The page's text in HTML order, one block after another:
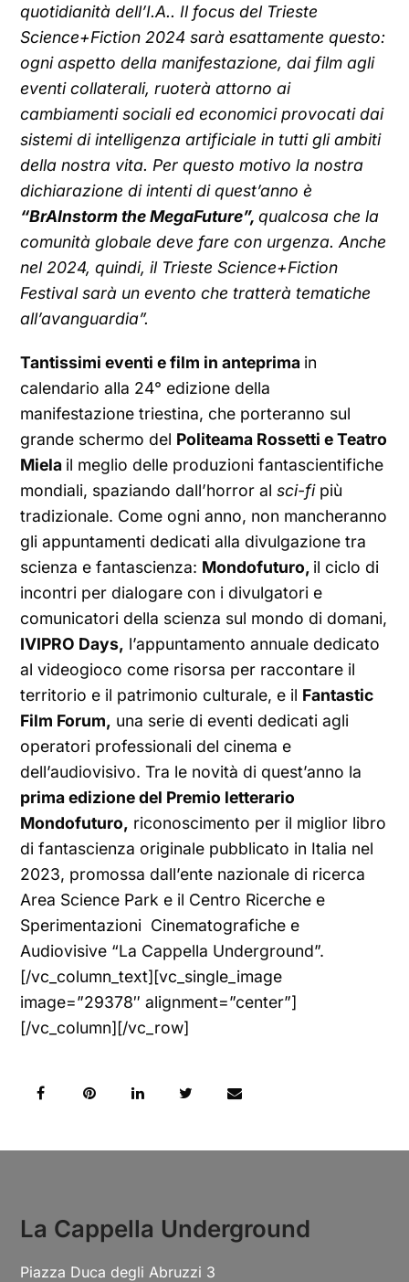
quotidianità dell’I.A.. Il focus del Trieste
Science+Fiction 2024 sarà esattamente questo:
ogni aspetto della manifestazione, dai film agli
eventi collaterali, ruoterà attorno ai
cambiamenti sociali ed economici provocati dai
sistemi di intelligenza artificiale in tutti gli ambiti
della nostra vita. Per questo motivo la nostra
dichiarazione di intenti di quest’anno è
“BrAInstorm the MegaFuture”,qualcosa che la
comunità globale deve fare con urgenza. Anche
nel 2024, quindi, il Trieste Science+Fiction
Festival sarà un evento che tratterà tematiche
all’avanguardia”.
Tantissimi eventi e film in anteprima in
calendario alla 24° edizione della
manifestazione triestina, che porteranno sul
grande schermo del Politeama Rossetti e Teatro
Miela il meglio delle produzioni fantascientifiche
mondiali, spaziando dall’horror alsci-fi più
tradizionale. Come ogni anno, non mancheranno
gli appuntamenti dedicati alla divulgazione tra
scienza e fantascienza: Mondofuturo, il ciclo di
incontri per dialogare con i divulgatori e
comunicatori della scienza sul mondo di domani,
IVIPRO Days, l’appuntamento annuale dedicato
al videogioco come risorsa per raccontare il
territorio e il patrimonio culturale, e il Fantastic
Film Forum, una serie di eventi dedicati agli
operatori professionali del cinema e
dell’audiovisivo. Tra le novità di quest’anno la
prima edizione del Premio letterario
Mondofuturo, riconoscimento per il miglior libro
di fantascienza originale pubblicato in Italia nel
2023, promossa dall’ente nazionale di ricerca
Area Science Park e il Centro Ricerche e
Sperimentazioni Cinematografiche e
Audiovisive “La Cappella Underground”.
[/vc_column_text][vc_single_image
image=”29378″ alignment=”center”]
[/vc_column][/vc_row]
La Cappella Underground
Piazza Duca degli Abruzzi 3